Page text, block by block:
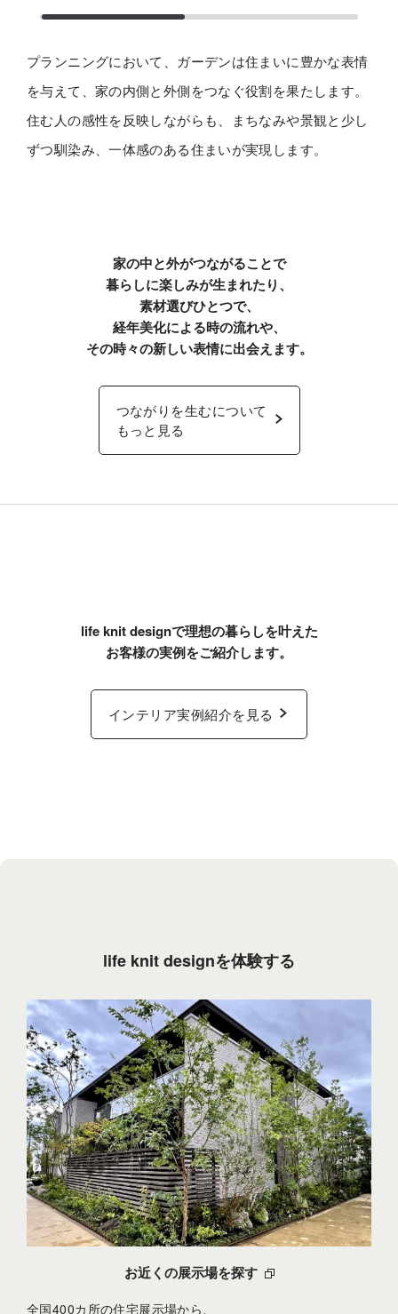
プランニングにおいて、ガーデンは住まいに豊かな表情
を与えて、 家の内側と外側をつなぐ役割を果たします。
住む人の感性を反映しながらも、まちなみや景観と少し
ずつ馴染み、一体感のある住まいが実現します。
家の中と外がつながることで
暮らしに楽しみが生まれたり、
素材選びひとつで、
経年美化による時の流れや、
その時々の新しい表情に出会えます。
つながりを生むについて
もっと見る
life knit designで理想の暮らしを叶えた
お客様の実例をご紹介します。
インテリア実例紹介を見る
life knit designを体験する
お近くの展示場を探す
全国400カ所の住宅展示場から、